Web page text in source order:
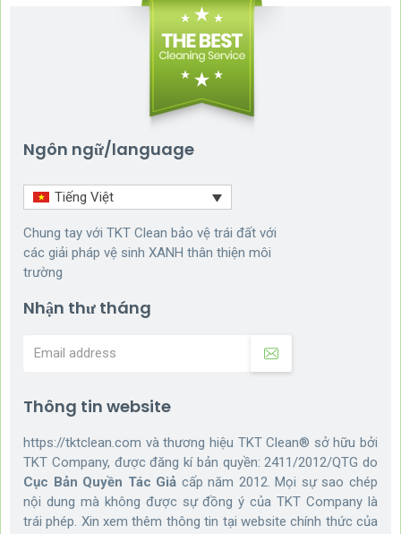
Ngôn ngữ/language
Tiếng Việt
Chung tay với TKT Clean bảo vệ trái đất với
các giải pháp vệ sinh XANH thân thiện môi
trường
Nhận thư tháng
Thông tin website
https://tktclean.com và thương hiệu TKT Clean® sở hữu bởi
TKT Company, được đăng kí bản quyền: 2411/2012/QTG do
Cục Bản Quyền Tác Giả cấp năm 2012. Mọi sự sao chép
nội dung mà không được sự đồng ý của TKT Company là
trái phép. Xin xem thêm thông tin tại website chính thức của